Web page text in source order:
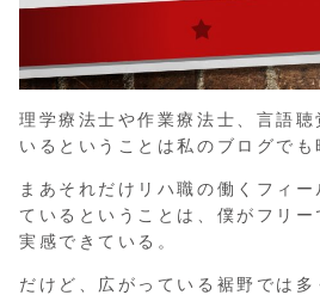
理学療法士や作業療法士、言語聴
いるということは私のブログでも
まあそれだけリハ職の働くフィ
ているということは、僕がフリ
実感できている。
だけど、広がっている裾野では